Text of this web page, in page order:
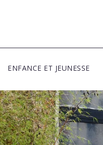
ENFANCE ET JEUNESSE